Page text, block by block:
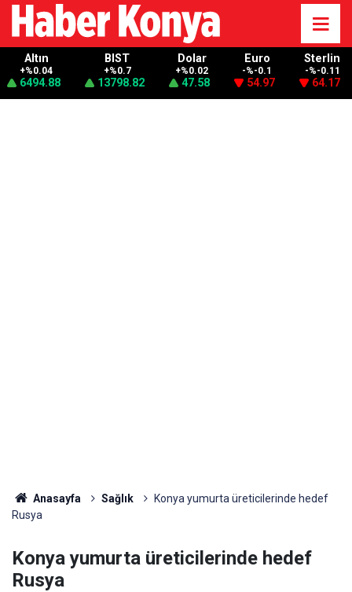
Altın
+%0.04
6494.88
BIST
+%0.7
13798.82
Dolar
+%0.02
47.58
Euro
-%-0.1
54.97
Sterlin
-%-0.11
64.17
Anasayfa Sağlık
Konya yumurta üreticilerinde hedef
Rusya
Konya yumurta üreticilerinde hedef
Rusya